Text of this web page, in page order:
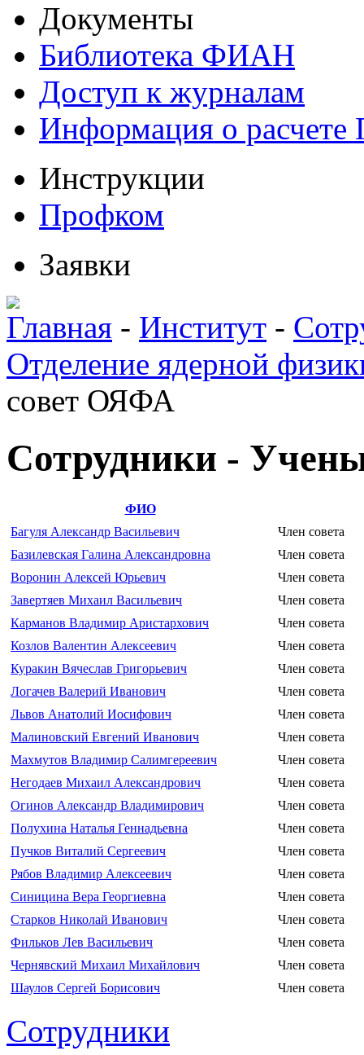
Документы
Библиотека ФИАН
Доступ к журналам
Информация о
Инструкции
Профком
Заявки
Главная - Институт -
Отделение ядерной
совет ОЯФА
Сотрудники -
ФИО
Багуля Александр Васильевич
Член совета
Базилевская Галина Александровна
Член совета
Воронин Алексей Юрьевич
Член совета
Завертяев Михаил Васильевич
Член совета
Карманов Владимир Аристархович
Член совета
Козлов Валентин Алексеевич
Член совета
Куракин Вячеслав Григорьевич
Член совета
Логачев Валерий Иванович
Член совета
Львов Анатолий Иосифович
Член совета
Малиновский Евгений Иванович
Член совета
Махмутов Владимир Салимгереевич
Член совета
Негодаев Михаил Александрович
Член совета
Огинов Александр Владимирович
Член совета
Полухина Наталья Геннадьевна
Член совета
Пучков Виталий Сергеевич
Член совета
Рябов Владимир Алексеевич
Член совета
Синицина Вера Георгиевна
Член совета
Старков Николай Иванович
Член совета
Фильков Лев Васильевич
Член совета
Чернявский Михаил Михайлович
Член совета
Шаулов Сергей Борисович
Член совета
Сотрудники